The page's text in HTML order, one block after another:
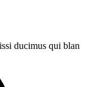
ducimus qui blan